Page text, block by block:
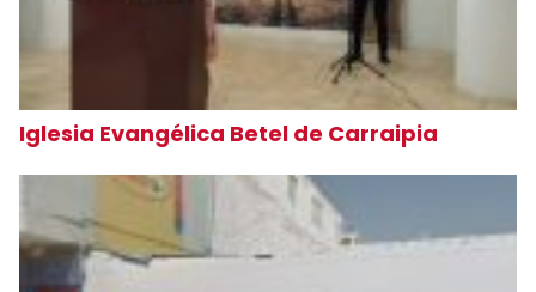
Iglesia Evangélica Betel de Carraipia